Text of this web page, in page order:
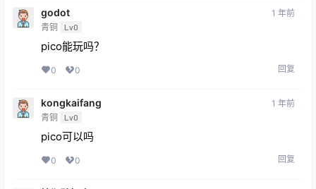
godot
青铜 Lv0
1 年前
pico能玩吗？
0 0 回复
kongkaifang
青铜 Lv0
1 年前
pico可以吗
0 0 回复